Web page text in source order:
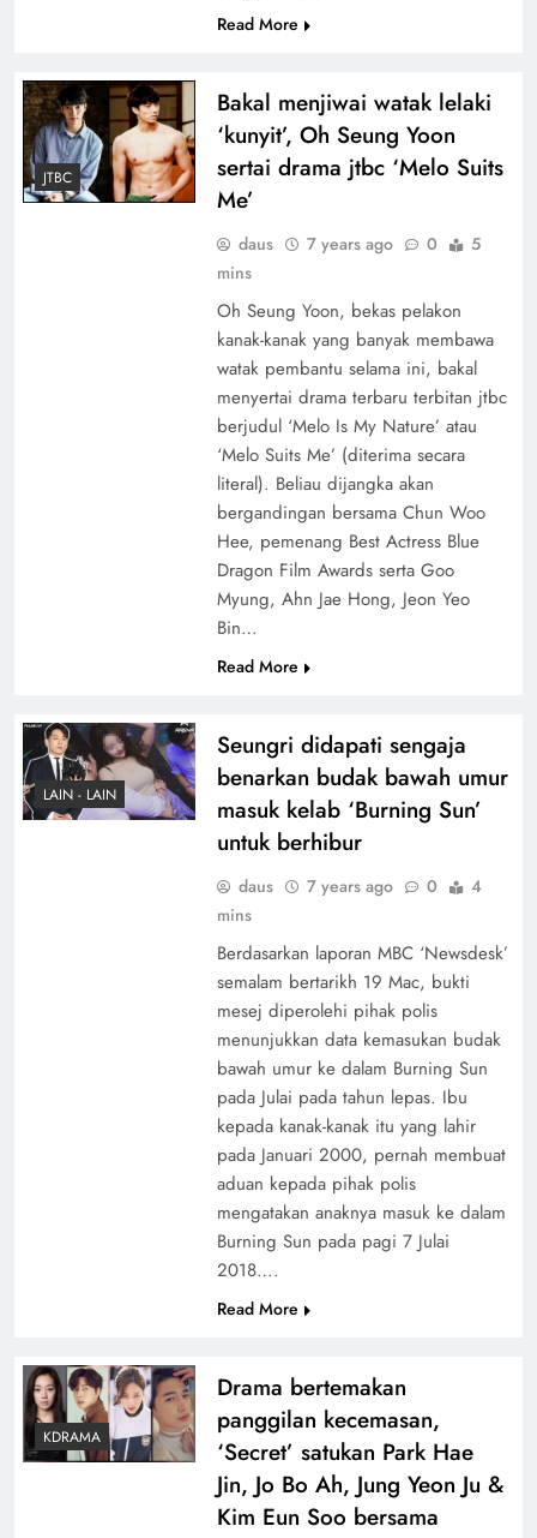
Read More
JTBC
Bakal menjiwai watak lelaki
‘kunyit’, Oh Seung Yoon
sertai drama jtbc ‘Melo Suits
Me’
daus 7 years ago 0
5
mins
Oh Seung Yoon, bekas pelakon
kanak-kanak yang banyak membawa
watak pembantu selama ini, bakal
menyertai drama terbaru terbitan jtbc
berjudul ‘Melo Is My Nature’ atau
‘Melo Suits Me’ (diterima secara
literal). Beliau dijangka akan
bergandingan bersama Chun Woo
Hee, pemenang Best Actress Blue
Dragon Film Awards serta Goo
Myung, Ahn Jae Hong, Jeon Yeo
Bin…
Read More
LAIN - LAIN
Seungri didapati sengaja
benarkan budak bawah umur
masuk kelab ‘Burning Sun’
untuk berhibur
daus 7 years ago 0
4
mins
Berdasarkan laporan MBC ‘Newsdesk’
semalam bertarikh 19 Mac, bukti
mesej diperolehi pihak polis
menunjukkan data kemasukan budak
bawah umur ke dalam Burning Sun
pada Julai pada tahun lepas. Ibu
kepada kanak-kanak itu yang lahir
pada Januari 2000, pernah membuat
aduan kepada pihak polis
mengatakan anaknya masuk ke dalam
Burning Sun pada pagi 7 Julai
2018….
Read More
KDRAMA
Drama bertemakan
panggilan kecemasan,
‘Secret’ satukan Park Hae
Jin, Jo Bo Ah, Jung Yeon Ju &
Kim Eun Soo bersama